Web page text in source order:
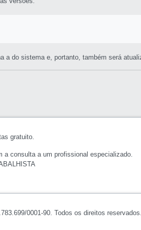
a do sistema e, portanto, também será
gratuito.
a consulta a um profissional especializado.
0001-90. Todos os direitos reservados.